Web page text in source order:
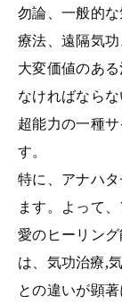
勿論、一般的
療法、遠隔気
大変価値のあ
なければなら
超能力の一種
す。
特に、アナハ
ます。よって
愛のヒーリン
は、気功治療,
との違いが顕